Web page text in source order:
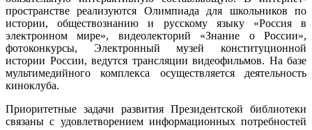
пространстве реализуются Олимпиада для школьников по
истории, обществознанию и русскому языку «Россия в
электронном мире», видеолекторий «Знание о России»,
фотоконкурсы, Электронный музей конституционной
истории России, ведутся трансляции видеофильмов. На базе
мультимедийного комплекса осуществляется деятельность
киноклуба.
Приоритетные задачи развития Президентской библиотеки
связаны с удовлетворением информационных потребностей